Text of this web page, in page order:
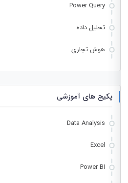
Power Query
تحلیل داده
هوش تجاری
پکیج های آموزشی
Data Analysis
Excel
Power BI